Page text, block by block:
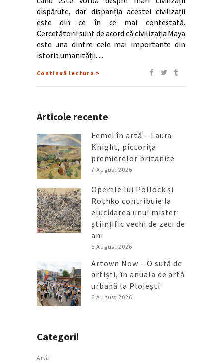
dispărute, dar dispariția acestei civilizații
este din ce în ce mai contestată.
Cercetătorii sunt de acord că civilizația Maya
este una dintre cele mai importante din
istoria umanității.
Continuă lectura >
Articole recente
Femei în artă – Laura
Knight, pictorița
premierelor britanice
7 August 2026
Operele lui Pollock și
Rothko contribuie la
elucidarea unui mister
științific vechi de zeci de
ani
6 August 2026
Artown Now – O sută de
artiști, în anuala de artă
urbană la Ploiești
6 August 2026
Categorii
Artǎ